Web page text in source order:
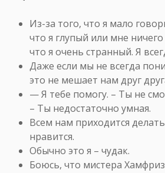
Из-за того, что я мало
что я глупый или мне
что я очень странный. Я
Даже если мы не всегда
это не мешает нам друг
— Я тебе помогу. – Ты не
– Ты недостаточно умная.
Всем нам приходится
нравится.
Обычно это я – чудак.
Боюсь, что мистера